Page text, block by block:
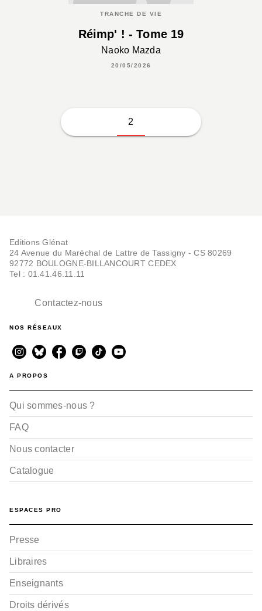
TRANCHE DE VIE
Réimp' ! - Tome 19
Naoko Mazda
20/05/2026
2
Editions Glénat
24 Avenue du Maréchal de Lattre de Tassigny - CS 80269
92772 BOULOGNE-BILLANCOURT CEDEX
Tel : 01.41.46.11.11
Contactez-nous
NOS RÉSEAUX
A PROPOS
Qui sommes-nous ?
FAQ
Nous contacter
Catalogue
ESPACES PRO
Presse
Libraires
Enseignants
Droits dérivés